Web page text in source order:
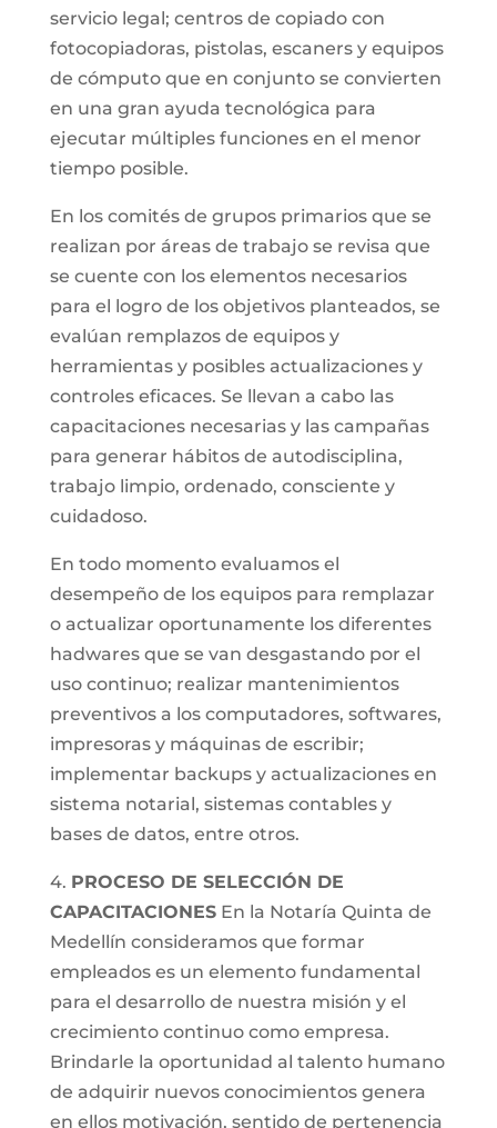
servicio legal; centros de copiado con
fotocopiadoras, pistolas, escaners y equipos
de cómputo que en conjunto se convierten
en una gran ayuda tecnológica para
ejecutar múltiples funciones en el menor
tiempo posible.
En los comités de grupos primarios que se
realizan por áreas de trabajo se revisa que
se cuente con los elementos necesarios
para el logro de los objetivos planteados, se
evalúan remplazos de equipos y
herramientas y posibles actualizaciones y
controles eficaces. Se llevan a cabo las
capacitaciones necesarias y las campañas
para generar hábitos de autodisciplina,
trabajo limpio, ordenado, consciente y
cuidadoso.
En todo momento evaluamos el
desempeño de los equipos para remplazar
o actualizar oportunamente los diferentes
hadwares que se van desgastando por el
uso continuo; realizar mantenimientos
preventivos a los computadores, softwares,
impresoras y máquinas de escribir;
implementar backups y actualizaciones en
sistema notarial, sistemas contables y
bases de datos, entre otros.
4. PROCESO DE SELECCIÓN DE
CAPACITACIONESEn la Notaría Quinta de
Medellín consideramos que formar
empleados es un elemento fundamental
para el desarrollo de nuestra misión y el
crecimiento continuo como empresa.
Brindarle la oportunidad al talento humano
de adquirir nuevos conocimientos genera
en ellos motivación, sentido de pertenencia